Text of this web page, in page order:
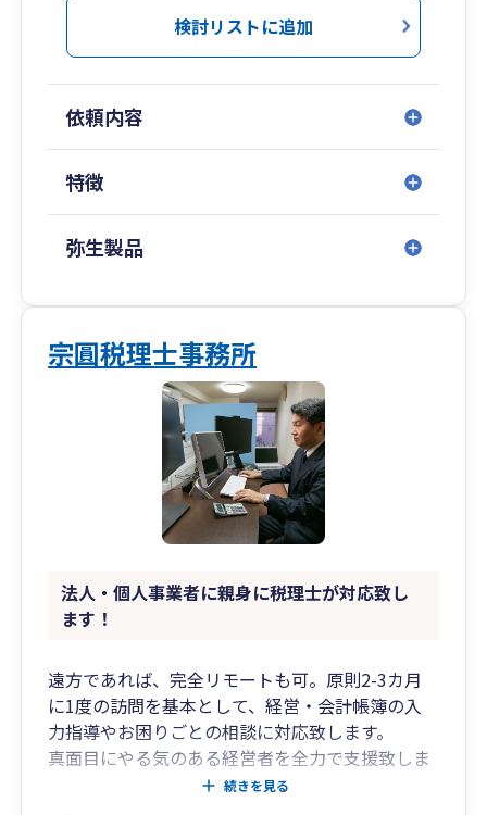
手書きの出納帳や伝票の作成などから業務の効率
性を高めて電子機器を活用していくことが重要に
やクラウド会計を利用した会計処理手段などを積
極的に取り入れ、世代交代を図って企業を存続さ
せていきたいと考えている顧客や若くして起業し
検討リストに追加
依頼内容
特徴
弥生製品
宗圓税理士事務所
法人・個人事業者に親身に税理士が対応致し
ます！
遠方であれば、完全リモートも可。原則2-3カ月
に1度の訪問を基本として、経営・会計帳簿の入
力指導やお困りごとの相談に対応致します。
真面目にやる気のある経営者を全力で支援致しま
続きを見る